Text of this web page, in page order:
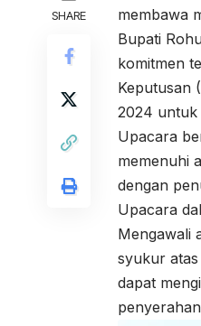
SHARE
membawa
Bupati
komitmen
Keputusan
2024 untuk
Upacara
memenuhi
dengan
Upacara
Mengawali
syukur
dapat